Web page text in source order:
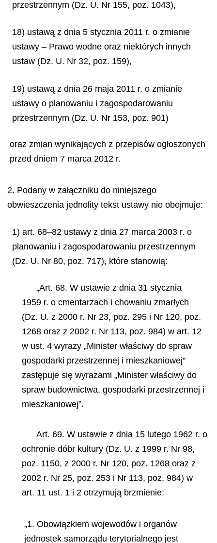
przestrzennym (Dz. U. Nr 155, poz. 1043),
18) ustawą z dnia 5 stycznia 2011 r. o zmianie
ustawy – Prawo wodne oraz niektórych innych
ustaw (Dz. U. Nr 32, poz. 159),
19) ustawą z dnia 26 maja 2011 r. o zmianie
ustawy o planowaniu i zagospodarowaniu
przestrzennym (Dz. U. Nr 153, poz. 901)
oraz zmian wynikających z przepisów ogłoszonych
przed dniem 7 marca 2012 r.
2. Podany w załączniku do niniejszego
obwieszczenia jednolity tekst ustawy nie obejmuje:
1) art. 68–82 ustawy z dnia 27 marca 2003 r. o
planowaniu i zagospodarowaniu przestrzennym
(Dz. U. Nr 80, poz. 717), które stanowią:
„Art. 68. W ustawie z dnia 31 stycznia
1959 r. o cmentarzach i chowaniu zmarłych
(Dz. U. z 2000 r. Nr 23, poz. 295 i Nr 120, poz.
1268 oraz z 2002 r. Nr 113, poz. 984) w art. 12
w ust. 4 wyrazy „Minister właściwy do spraw
gospodarki przestrzennej i mieszkaniowej”
zastępuje się wyrazami „Minister właściwy do
spraw budownictwa, gospodarki przestrzennej i
mieszkaniowej”.
Art. 69. W ustawie z dnia 15 lutego 1962 r. o
ochronie dóbr kultury (Dz. U. z 1999 r. Nr 98,
poz. 1150, z 2000 r. Nr 120, poz. 1268 oraz z
2002 r. Nr 25, poz. 253 i Nr 113, poz. 984) w
art. 11 ust. 1 i 2 otrzymują brzmienie:
„1. Obowiązkiem wojewodów i organów
jednostek samorządu terytorialnego jest